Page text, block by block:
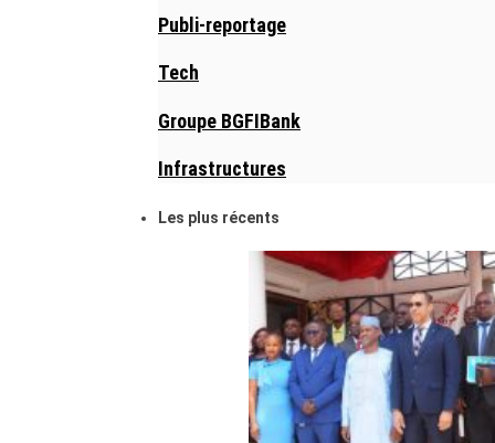
Publi-reportage
Tech
Groupe BGFIBank
Infrastructures
Les plus récents